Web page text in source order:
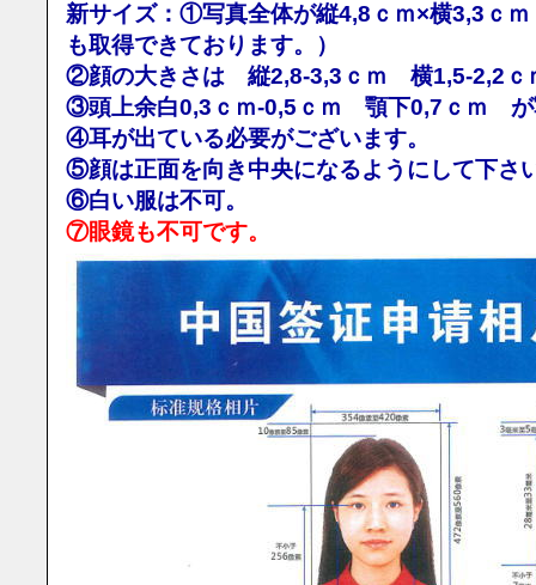
新サイズ：①写真全体が縦4,8ｃｍ×横3,3ｃ
も取得できております。）
②顔の大きさは 縦2,8-3,3ｃｍ 横1,5-2,2
③頭上余白0,3ｃｍ-0,5ｃｍ 顎下0,7ｃｍ が
④耳が出ている必要がございます。
⑤顔は正面を向き中央になるようにして下さ
⑥白い服は不可。
⑦眼鏡も不可です。